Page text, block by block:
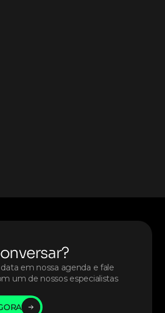
em nossa agenda e fale
um de nossos especialistas